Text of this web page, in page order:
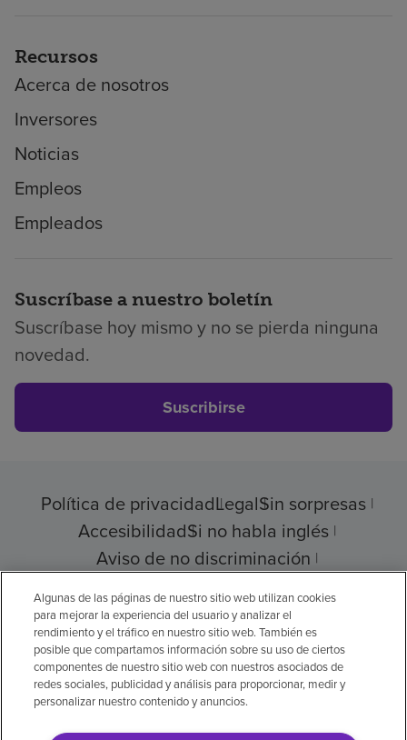
Recursos
Acerca de nosotros
Inversores
Noticias
Empleos
Empleados
Suscríbase a nuestro boletín
Suscríbase hoy mismo y no se pierda ninguna
novedad.
Suscribirse
Política de privacidadLegalSin sorpresas
AccesibilidadSi no habla inglés
Aviso de no discriminación
Cumplimiento de los proveedores
© 2026 Encompass Health Corporation
Preferencias de cookies
Algunas de las páginas de nuestro sitio web utilizan cookies
para mejorar la experiencia del usuario y analizar el
rendimiento y el tráfico en nuestro sitio web. También es
posible que compartamos información sobre su uso de ciertos
componentes de nuestro sitio web con nuestros asociados de
redes sociales, publicidad y análisis para proporcionar, medir y
personalizar nuestro contenido y anuncios.